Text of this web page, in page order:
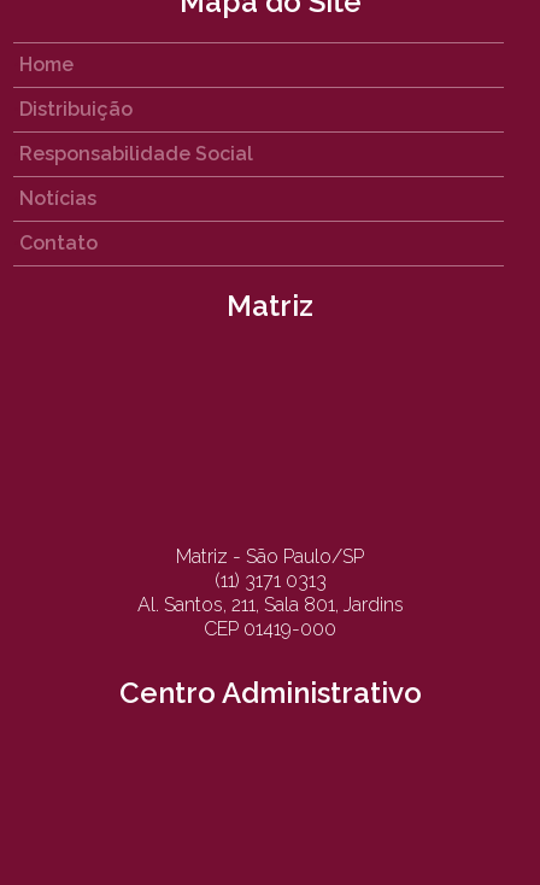
Home
Distribuição
Responsabilidade Social
Notícias
Contato
Matriz
Matriz - São Paulo/SP
(11) 3171 0313
Al. Santos, 211, Sala 801, Jardins
CEP 01419-000
Centro Administrativo